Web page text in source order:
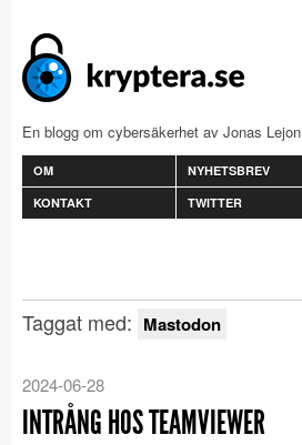
En blogg om cybersäkerhet av Jonas Lejon
OM
NYHETSBREV
KONTAKT
TWITTER
Taggat med: Mastodon
2024-06-28
INTRÅNG HOS TEAMVIEWER